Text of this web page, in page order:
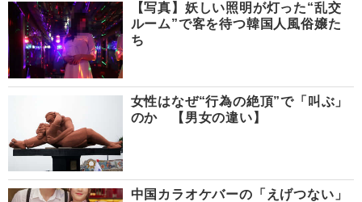
【写真】妖しい照明が灯った“乱交
ルーム”で客を待つ韓国人風俗嬢た
ち
女性はなぜ“行為の絶頂”で「叫ぶ」
のか 【男女の違い】
中国カラオケバーの「えげつない」